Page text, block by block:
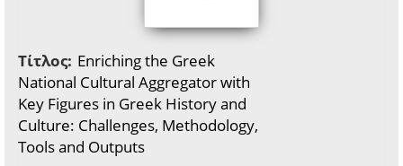
Τίτλος: Enriching the Greek
National Cultural Aggregator with
Key Figures in Greek History and
Culture: Challenges, Methodology,
Tools and Outputs